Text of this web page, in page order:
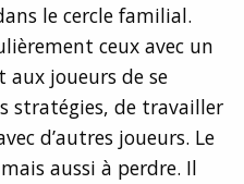
le cercle familial.
ceux avec un
aux joueurs de se
stratégies, de travailler
d’autres joueurs. Le
aussi à perdre. Il